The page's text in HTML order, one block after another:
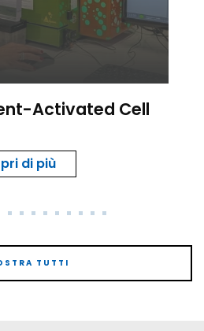
Activated Cell
di più
TUTTI